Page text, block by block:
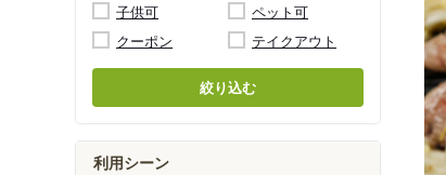
子供可
ペット可
クーポン
テイクアウト
絞り込む
利用シーン